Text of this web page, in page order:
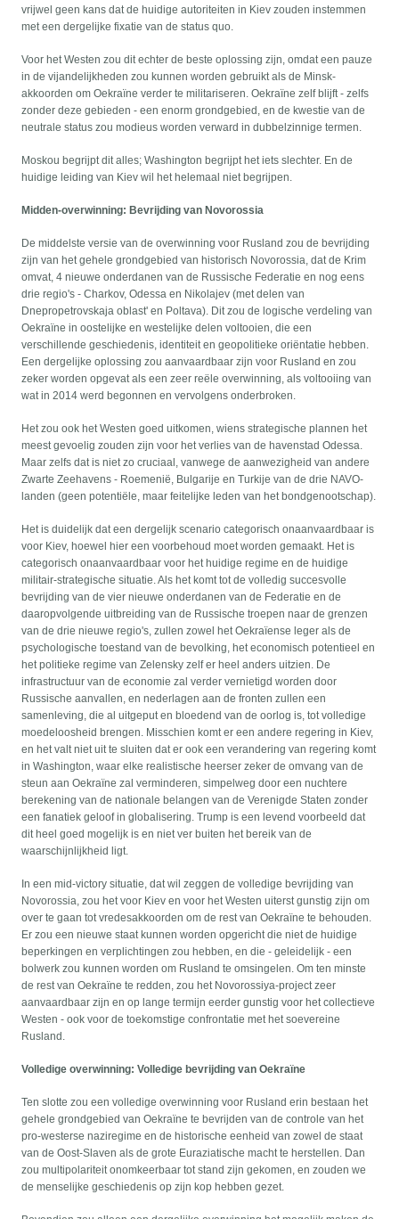
vrijwel geen kans dat de huidige autoriteiten in Kiev zouden instemmen
met een dergelijke fixatie van de status quo.
Voor het Westen zou dit echter de beste oplossing zijn, omdat een pauze
in de vijandelijkheden zou kunnen worden gebruikt als de Minsk-
akkoorden om Oekraïne verder te militariseren. Oekraïne zelf blijft - zelfs
zonder deze gebieden - een enorm grondgebied, en de kwestie van de
neutrale status zou modieus worden verward in dubbelzinnige termen.
Moskou begrijpt dit alles; Washington begrijpt het iets slechter. En de
huidige leiding van Kiev wil het helemaal niet begrijpen.
Midden-overwinning: Bevrijding van Novorossia
De middelste versie van de overwinning voor Rusland zou de bevrijding
zijn van het gehele grondgebied van historisch Novorossia, dat de Krim
omvat, 4 nieuwe onderdanen van de Russische Federatie en nog eens
drie regio's - Charkov, Odessa en Nikolajev (met delen van
Dnepropetrovskaja oblast' en Poltava). Dit zou de logische verdeling van
Oekraïne in oostelijke en westelijke delen voltooien, die een
verschillende geschiedenis, identiteit en geopolitieke oriëntatie hebben.
Een dergelijke oplossing zou aanvaardbaar zijn voor Rusland en zou
zeker worden opgevat als een zeer reële overwinning, als voltooiing van
wat in 2014 werd begonnen en vervolgens onderbroken.
Het zou ook het Westen goed uitkomen, wiens strategische plannen het
meest gevoelig zouden zijn voor het verlies van de havenstad Odessa.
Maar zelfs dat is niet zo cruciaal, vanwege de aanwezigheid van andere
Zwarte Zeehavens - Roemenië, Bulgarije en Turkije van de drie NAVO-
landen (geen potentiële, maar feitelijke leden van het bondgenootschap).
Het is duidelijk dat een dergelijk scenario categorisch onaanvaardbaar is
voor Kiev, hoewel hier een voorbehoud moet worden gemaakt. Het is
categorisch onaanvaardbaar voor het huidige regime en de huidige
militair-strategische situatie. Als het komt tot de volledig succesvolle
bevrijding van de vier nieuwe onderdanen van de Federatie en de
daaropvolgende uitbreiding van de Russische troepen naar de grenzen
van de drie nieuwe regio's, zullen zowel het Oekraïense leger als de
psychologische toestand van de bevolking, het economisch potentieel en
het politieke regime van Zelensky zelf er heel anders uitzien. De
infrastructuur van de economie zal verder vernietigd worden door
Russische aanvallen, en nederlagen aan de fronten zullen een
samenleving, die al uitgeput en bloedend van de oorlog is, tot volledige
moedeloosheid brengen. Misschien komt er een andere regering in Kiev,
en het valt niet uit te sluiten dat er ook een verandering van regering komt
in Washington, waar elke realistische heerser zeker de omvang van de
steun aan Oekraïne zal verminderen, simpelweg door een nuchtere
berekening van de nationale belangen van de Verenigde Staten zonder
een fanatiek geloof in globalisering. Trump is een levend voorbeeld dat
dit heel goed mogelijk is en niet ver buiten het bereik van de
waarschijnlijkheid ligt.
In een mid-victory situatie, dat wil zeggen de volledige bevrijding van
Novorossia, zou het voor Kiev en voor het Westen uiterst gunstig zijn om
over te gaan tot vredesakkoorden om de rest van Oekraïne te behouden.
Er zou een nieuwe staat kunnen worden opgericht die niet de huidige
beperkingen en verplichtingen zou hebben, en die - geleidelijk - een
bolwerk zou kunnen worden om Rusland te omsingelen. Om ten minste
de rest van Oekraïne te redden, zou het Novorossiya-project zeer
aanvaardbaar zijn en op lange termijn eerder gunstig voor het collectieve
Westen - ook voor de toekomstige confrontatie met het soevereine
Rusland.
Volledige overwinning: Volledige bevrijding van Oekraïne
Ten slotte zou een volledige overwinning voor Rusland erin bestaan het
gehele grondgebied van Oekraïne te bevrijden van de controle van het
pro-westerse naziregime en de historische eenheid van zowel de staat
van de Oost-Slaven als de grote Euraziatische macht te herstellen. Dan
zou multipolariteit onomkeerbaar tot stand zijn gekomen, en zouden we
de menselijke geschiedenis op zijn kop hebben gezet.